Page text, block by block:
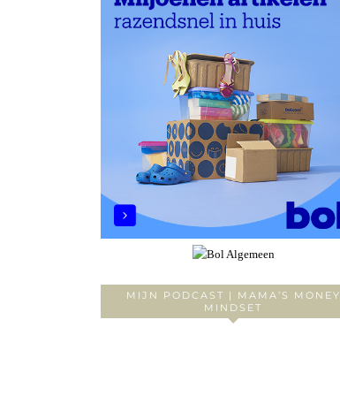
MIJN PODCAST | MAMA’S MONEY
MINDSET